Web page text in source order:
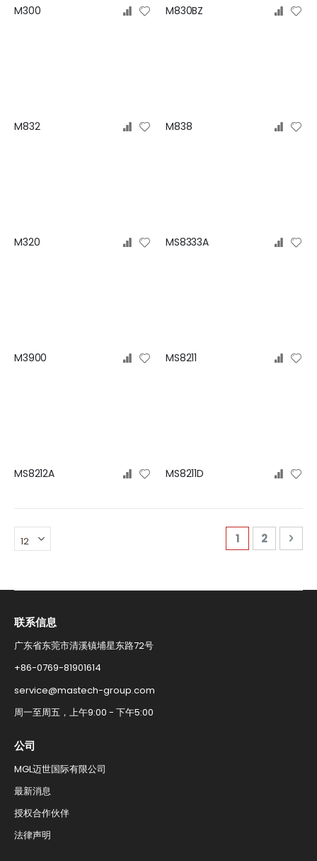
M300 M830BZ
M832 M838
M320 MS8333A
M3900 MS8211
MS8212A MS8211D
面
您当前正在阅读
1 页面
2 页面
下一
联系信息​
广东省东莞市清溪镇埔星东路72号
+86-0769-81901614​
service@mastech-group.com​
周一至周五，上午9:00 - 下午5:00​
公司
MGL迈世国际有限公司
最新消息​
授权合作伙伴​
法律声明